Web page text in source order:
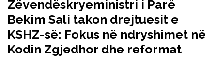
Zëvendëskryeministri i Parë
Bekim Sali takon drejtuesit e
KSHZ-së: Fokus në ndryshimet në
Kodin Zgjedhor dhe reformat